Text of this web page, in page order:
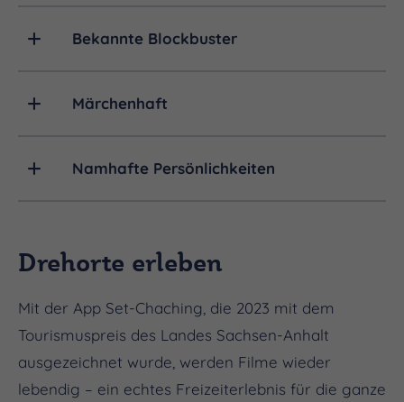
Bekannte Blockbuster
Märchenhaft
Namhafte Persönlichkeiten
Drehorte erleben
Mit der App Set-Chaching, die 2023 mit dem
Tourismuspreis des Landes Sachsen-Anhalt
ausgezeichnet wurde, werden Filme wieder
lebendig – ein echtes Freizeiterlebnis für die ganze